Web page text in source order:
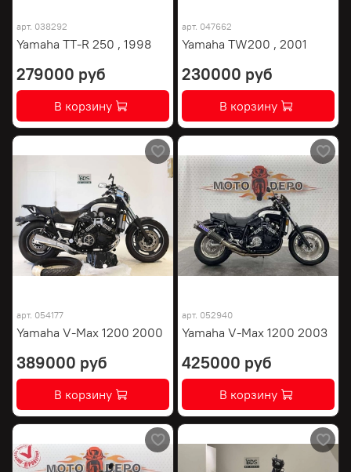
арт. 038292
Yamaha TT-R 250 , 1998
279000 руб
В корзину
арт. 047662
Yamaha TW200 , 2001
230000 руб
В корзину
арт. 054177
Yamaha V-Max 1200 2000
389000 руб
В корзину
арт. 052940
Yamaha V-Max 1200 2003
425000 руб
В корзину